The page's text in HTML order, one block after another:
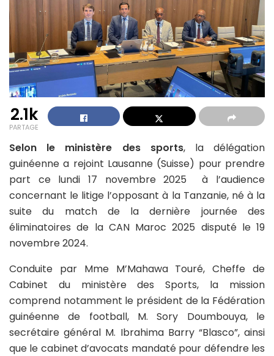
2.1k
PARTAGE
Selon le ministère des sports, la délégation
guinéenne a rejoint Lausanne (Suisse) pour prendre
part ce lundi 17 novembre 2025 à l’audience
concernant le litige l’opposant à la Tanzanie, né à la
suite du match de la dernière journée des
éliminatoires de la CAN Maroc 2025 disputé le 19
novembre 2024.
Conduite par Mme M’Mahawa Touré, Cheffe de
Cabinet du ministère des Sports, la mission
comprend notamment le président de la Fédération
guinéenne de football, M. Sory Doumbouya, le
secrétaire général M. Ibrahima Barry “Blasco”, ainsi
que le cabinet d’avocats mandaté pour défendre les